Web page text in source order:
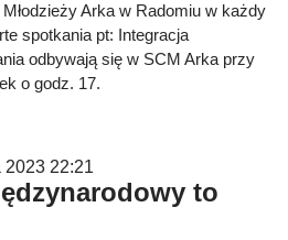
Arka w Radomiu w każdy
spotkania pt: Integracja
odbywają się w SCM Arka przy
o godz. 17.
2023 22:21
to